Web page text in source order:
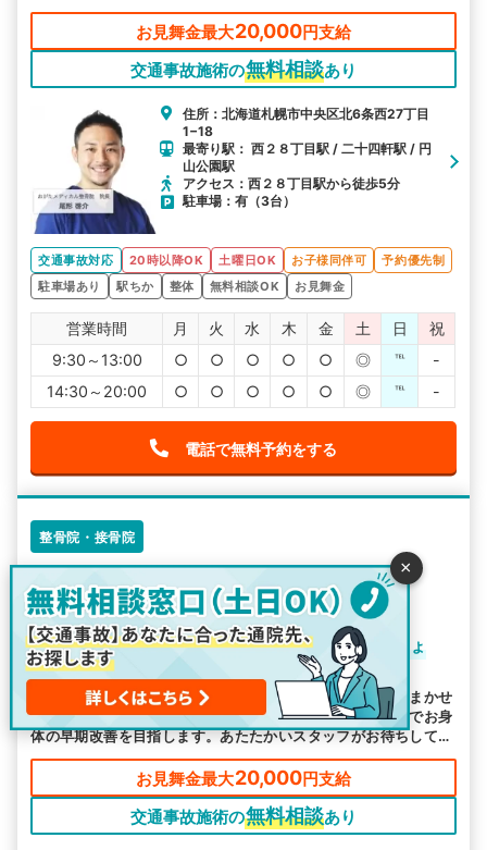
お見舞金最大20,000円支給
交通事故施術の無料相談あり
住所：北海道札幌市中央区北6条西27丁目
1−18
最寄り駅： 西２８丁目駅 / 二十四軒駅 / 円
山公園駅
アクセス：西２８丁目駅から徒歩5分
駐車場：有（3台）
交通事故対応 20時以降OK 土曜日OK お子様同伴可
予約優先制
駐車場あり
駅ちか 整体 無料相談OK お見舞金
営業時間 月 火 水 木 金 土 日
祝
9:30～13:00
○ ○ ○ ○ ○ ◎ ℡
-
14:30～20:00
○ ○ ○ ○ ○ ◎ ℡ -
電話で無料予約をする
整骨院・接骨院
ほっと治療院
4.5
- 件
札幌市西区のほっと治療院で笑顔を取り戻しましょ
う！
札幌市西区で事故にあってしまったら、ほっと治療院におまかせ
ください！超音波治療、酸素ルーム、鍼灸など多様な施術でお身
体の早期改善を目指します。あたたかいスタッフがお待ちしてお
ります。お気軽にご相談ください。
お見舞金最大20,000円支給
交通事故施術の無料相談あり
×